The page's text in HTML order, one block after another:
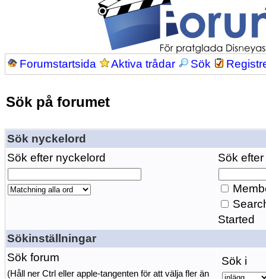
Forumstartsida Aktiva trådar Sök
Sök på forumet
Sök nyckelord
Sök efter nyckelord
Sök
Started
Sökinställningar
Sök forum
(Håll ner Ctrl eller apple-tangenten för att välja fler än
Sök i